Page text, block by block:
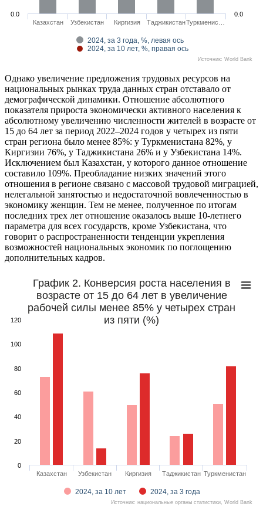
2024, за 3 года, %, левая ось
2024, за 10 лет, %, правая ось
Казахстан Узбекистан Киргизия ТаджикистанТуркменис…
0.0
0.0
Источник: World Bank
Однако увеличение предложения трудовых ресурсов на
национальных рынках труда данных стран отставало от
демографической динамики. Отношение абсолютного
показателя прироста экономически активного населения к
абсолютному увеличению численности жителей в возрасте от
15 до 64 лет за период 2022–2024 годов у четырех из пяти
стран региона было менее 85%: у Туркменистана 82%, у
Киргизии 76%, у Таджикистана 26% и у Узбекистана 14%.
Исключением был Казахстан, у которого данное отношение
составило 109%. Преобладание низких значений этого
отношения в регионе связано с массовой трудовой миграцией,
нелегальной занятостью и недостаточной вовлеченностью в
экономику женщин. Тем не менее, полученное по итогам
последних трех лет отношение оказалось выше 10-летнего
параметра для всех государств, кроме Узбекистана, что
говорит о распространенности тенденции укрепления
возможностей национальных экономик по поглощению
дополнительных кадров.
График 2. Конверсия роста населения в
возрасте от 15 до 64 лет в увеличение
рабочей силы менее 85% у четырех стран
из пяти (%)
2024, за 10 лет 2024, за 3 года
Казахстан Узбекистан Киргизия Таджикистан Туркменистан
0
20
40
60
80
100
120
Источник: национальные органы статистики, World Bank